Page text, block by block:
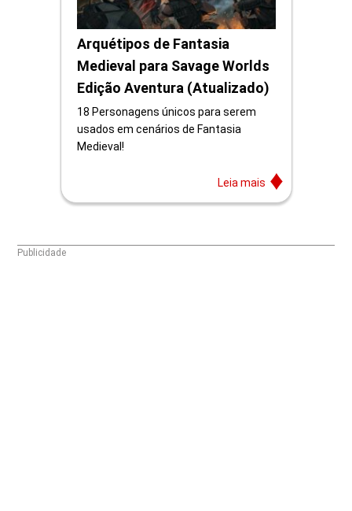
Arquétipos de Fantasia
Medieval para Savage Worlds
Edição Aventura (Atualizado)
18 Personagens únicos para serem
usados em cenários de Fantasia
Medieval!
Leia mais